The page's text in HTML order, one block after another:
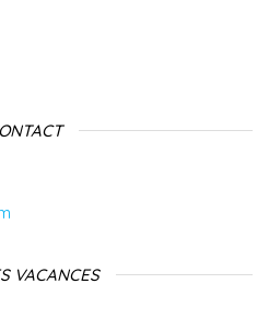
VACANCES